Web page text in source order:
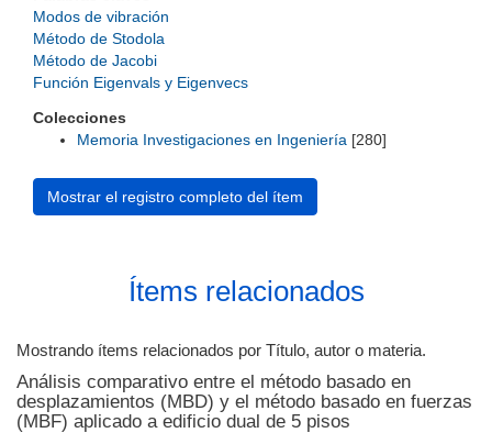
Modos de vibración
Método de Stodola
Método de Jacobi
Función Eigenvals y Eigenvecs
Colecciones
Memoria Investigaciones en Ingeniería [280]
Mostrar el registro completo del ítem
Ítems relacionados
Mostrando ítems relacionados por Título, autor o materia.
Análisis comparativo entre el método basado en
desplazamientos (MBD) y el método basado en fuerzas
(MBF) aplicado a edificio dual de 5 pisos